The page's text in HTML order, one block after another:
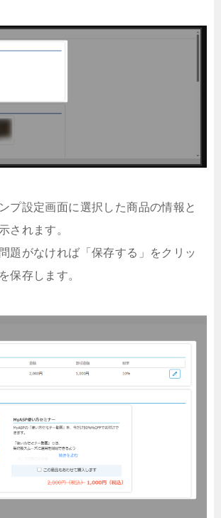
プ設定画面に選択した商品の情報と
されます。
題がなければ「保存する」をクリッ
保存します。